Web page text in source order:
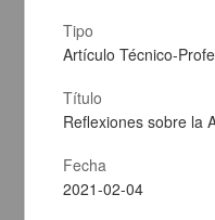
Payeras, Javier - Centro de
el Caribe, UNAM
Tipo
Artículo Técnico-
Título
Reflexiones sobre la
Fecha
2021-02-04